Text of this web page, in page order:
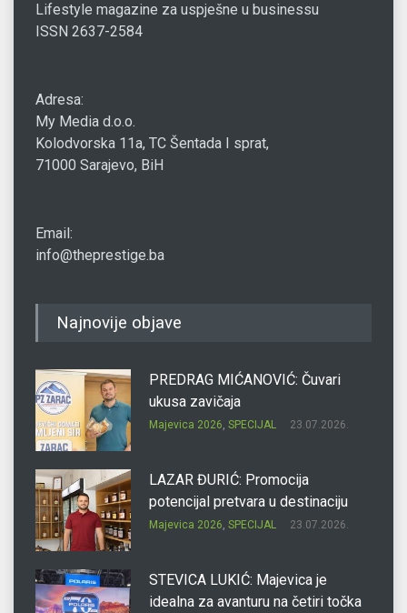
Lifestyle magazine za uspješne u businessu
ISSN 2637-2584
Adresa:
My Media d.o.o.
Kolodvorska 11a, TC Šentada I sprat,
71000 Sarajevo, BiH
Email:
info@theprestige.ba
Najnovije objave
PREDRAG MIĆANOVIĆ: Čuvari
ukusa zavičaja
Majevica 2026, SPECIJAL 23.07.2026.
LAZAR ĐURIĆ: Promocija
potencijal pretvara u destinaciju
Majevica 2026, SPECIJAL 23.07.2026.
STEVICA LUKIĆ: Majevica je
idealna za avanturu na četiri točka